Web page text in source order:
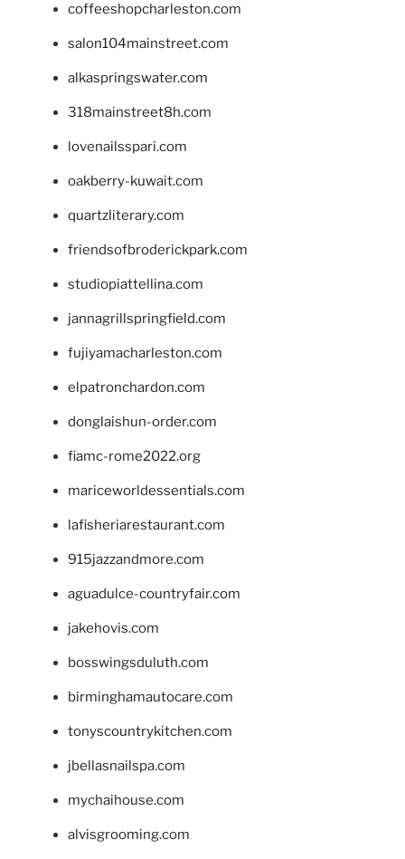
coffeeshopcharleston.com
salon104mainstreet.com
alkaspringswater.com
318mainstreet8h.com
lovenailsspari.com
oakberry-kuwait.com
quartzliterary.com
friendsofbroderickpark.com
studiopiattellina.com
jannagrillspringfield.com
fujiyamacharleston.com
elpatronchardon.com
donglaishun-order.com
fiamc-rome2022.org
mariceworldessentials.com
lafisheriarestaurant.com
915jazzandmore.com
aguadulce-countryfair.com
jakehovis.com
bosswingsduluth.com
birminghamautocare.com
tonyscountrykitchen.com
jbellasnailspa.com
mychaihouse.com
alvisgrooming.com